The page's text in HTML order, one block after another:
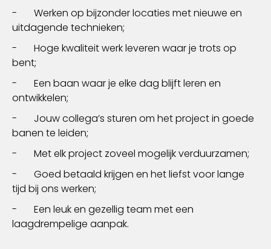
- Werken op bijzonder locaties met nieuwe en
uitdagende technieken;
- Hoge kwaliteit werk leveren waar je trots op
bent;
- Een baan waar je elke dag blijft leren en
ontwikkelen;
- Jouw collega’s sturen om het project in goede
banen te leiden;
- Met elk project zoveel mogelijk verduurzamen;
- Goed betaald krijgen en het liefst voor lange
tijd bij ons werken;
- Een leuk en gezellig team met een
laagdrempelige aanpak.